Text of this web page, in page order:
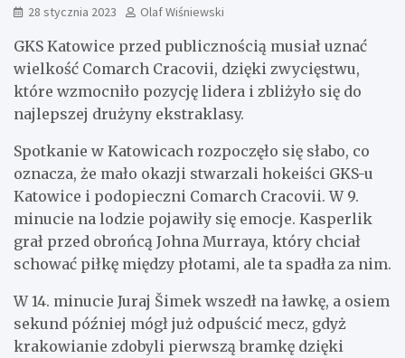
28 stycznia 2023 Olaf Wiśniewski
GKS Katowice przed publicznością musiał uznać
wielkość Comarch Cracovii, dzięki zwycięstwu,
które wzmocniło pozycję lidera i zbliżyło się do
najlepszej drużyny ekstraklasy.
Spotkanie w Katowicach rozpoczęło się słabo, co
oznacza, że ​​mało okazji stwarzali hokeiści GKS-u
Katowice i podopieczni Comarch Cracovii. W 9.
minucie na lodzie pojawiły się emocje. Kasperlik
grał przed obrońcą Johna Murraya, który chciał
schować piłkę między płotami, ale ta spadła za nim.
W 14. minucie Juraj Šimek wszedł na ławkę, a osiem
sekund później mógł już odpuścić mecz, gdyż
krakowianie zdobyli pierwszą bramkę dzięki